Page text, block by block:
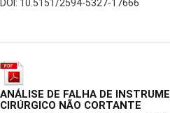
DOI: 10.5151/2594-5327-17666
ANÁLISE DE FALHA DE
CIRÚRGICO NÃO CORTANTE